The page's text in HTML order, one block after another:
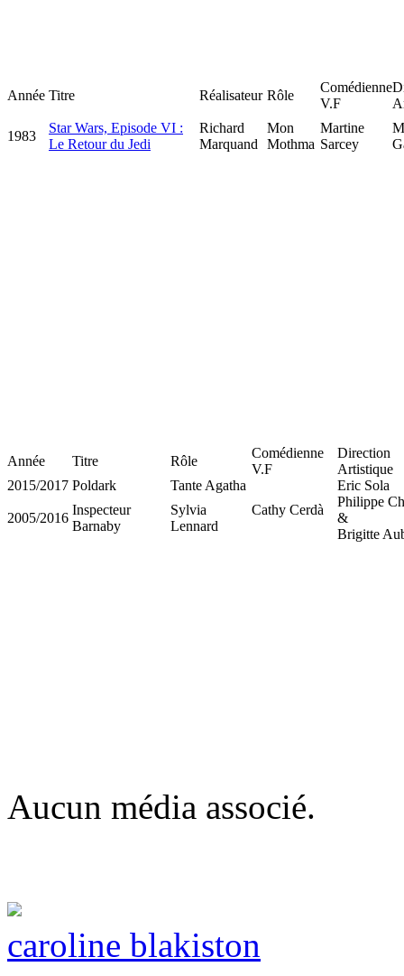
Année Titre Réalisateur Rôle
Comédienne
V.F
1983
Star Wars, Episode VI :
Le Retour du Jedi
Richard
Marquand
Mon
Mothma
Martine
Sarcey
Année Titre Rôle
Comédienne
V.F
Direction
Artistique
2015/2017 Poldark
Tante Agatha
Cathy Cerdà
Eric Sola
2005/2016
Inspecteur
Barnaby
Sylvia
Lennard
Philippe
&
Brigitte
Aucun média associé.
caroline blakiston